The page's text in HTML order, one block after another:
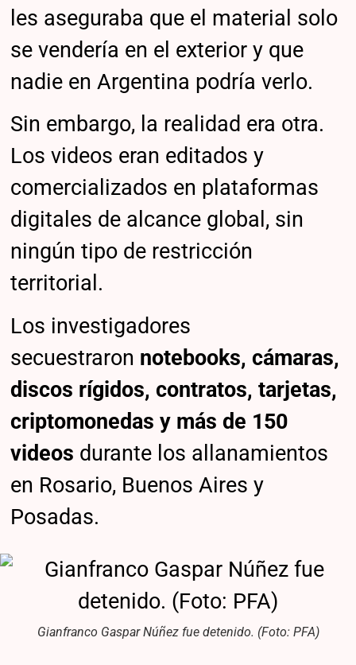
les aseguraba que el material solo
se vendería en el exterior y que
nadie en Argentina podría verlo.
Sin embargo, la realidad era otra.
Los videos eran editados y
comercializados en plataformas
digitales de alcance global, sin
ningún tipo de restricción
territorial.
Los investigadores
secuestraron notebooks, cámaras,
discos rígidos, contratos, tarjetas,
criptomonedas y más de 150
videos durante los allanamientos
en Rosario, Buenos Aires y
Posadas.
Gianfranco Gaspar Núñez fue detenido. (Foto: PFA)